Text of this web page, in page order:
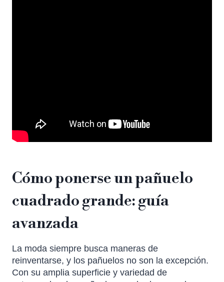
Cómo ponerse un pañuelo
cuadrado grande: guía
avanzada
La moda siempre busca maneras de
reinventarse, y los pañuelos no son la excepción.
Con su amplia superficie y variedad de